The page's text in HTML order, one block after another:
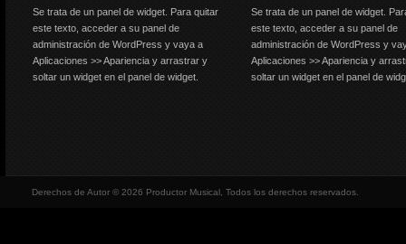
Se trata de un panel de widget. Para quitar
este texto, acceder a su panel de
administración de WordPress y vaya a
Aplicaciones >> Apariencia y arrastrar y
soltar un widget en el panel de widget.
Se trata de un panel de widget.
este texto, acceder a su panel de
administración de WordPress y
Aplicaciones >> Apariencia y
soltar un widget en el panel de
Derechos de Autor © 2026 Productor Musical, Todos los derechos reservados.